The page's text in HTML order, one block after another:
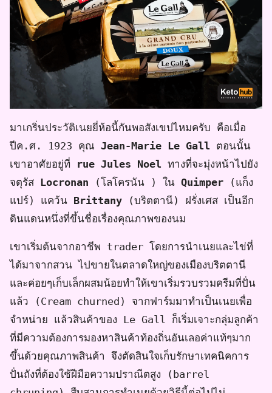
มาเกริ่นประวัติเนยยี่ห้อนี้กันพอสังเขปไหมครับ คือเมื่อ
ปีค.ศ. 1923 คุณ Jean-Marie Le Gall ตอนนั้น
เขาอาศัยอยู่ที่ rue Jules Noel ทางที่จะมุ่งหน้าไปยัง
จตุรัส Locronan (โลโครนัน ) ใน Quimper (แก็ง
แปร์) แคว้น Brittany (บริตตานี) ฝรั่งเศส เป็นอีก
ดินแดนหนึ่งที่ขึ้นชื่อเรื่องคุณภาพของนม
เขาเริ่มต้นจากอาชีพ trader โดยการนำเนยและไข่ที่
ได้มาจากสวน ไปขายในตลาดใหญ่ของเมืองบริตตานี
และค่อยๆเก็บเล็กผสมน้อยทำให้เขาเริ่มรวบรวมครีมที่ปั่น
แล้ว (Cream churned) จากฟาร์มมาทำเป็นเนยเพื่อ
จำหน่าย แล้วสินค้าของ Le Gall ก็เริ่มเจาะกลุ่มลูกค้า
ที่มีความต้องการมองหาสินค้าท้องถิ่นอันเลอค่าแท้ๆมาก
ขึ้นด้วยคุณภาพสินค้า จึงตัดสินใจเก็บรักษาเทคนิคการ
ปั่นถังที่ต้องใช้ฝีมือความปราณีตสูง (barrel